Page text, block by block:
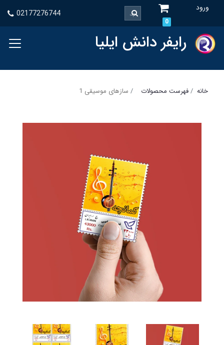
ورود
0
02177276744
رایفر دانش ایلیا
خانه فهرست محصولات سازهای موسیقی 1